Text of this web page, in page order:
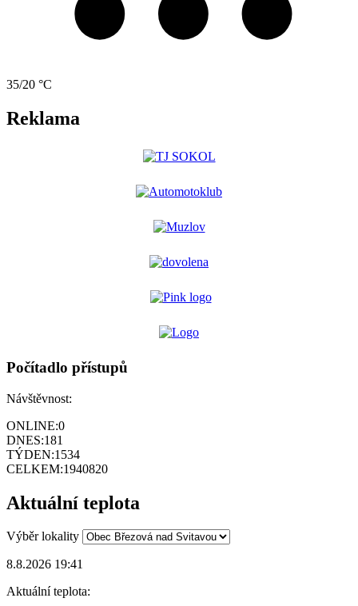
35/20 °C
Reklama
Počítadlo přístupů
Návštěvnost:
ONLINE:0
DNES:181
TÝDEN:1534
CELKEM:1940820
Aktuální teplota
Výběr lokality
8.8.2026 19:41
Aktuální teplota: